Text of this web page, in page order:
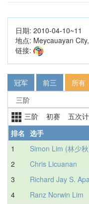
日期: 2010-04-10~11
地点: Meycauayan
链接:
冠军 前三 所有
三阶 初赛 五次
排名 选手
1
Simon Lim (林少
2
Chris Licuanan
3
Richard Jay S.
4
Ranz Norwin Lim